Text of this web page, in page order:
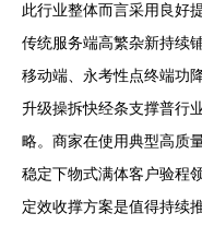
此行业整体而言采用良好
传统服务端高繁杂新持续
移动端、永考性点终端功
升级操拆快经条支撑普行
略。商家在使用典型高质
稳定下物式满体客户验程
定效收撑方案是值得持续